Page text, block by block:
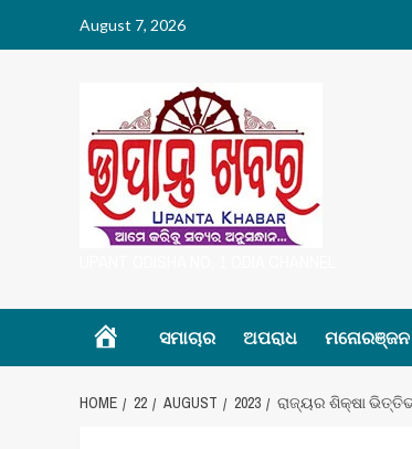
August 7, 2026
Homeସମାଚାର ଅପରାଧ ମନୋରଞ୍ଜନ
HOME 22 AUGUST 2023 ରାଜ୍ୟର ଶିକ୍ଷା